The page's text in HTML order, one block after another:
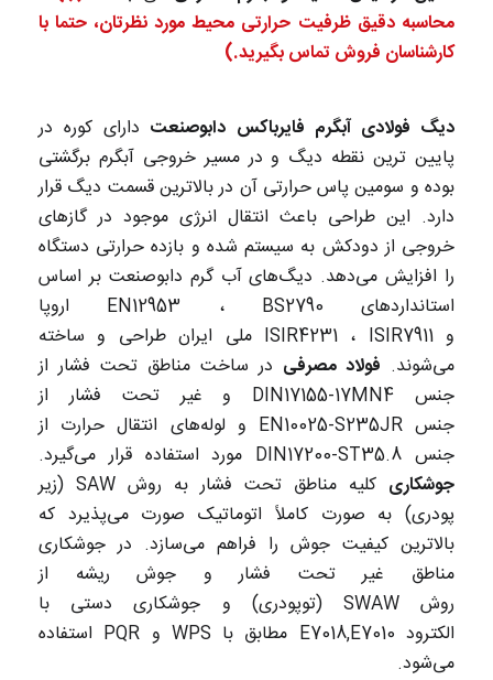
محاسبه دقیق ظرفیت حرارتی محیط مورد نظرتان، حتما با
کارشناسان فروش تماس بگیرید.)
دیگ فولادی آبگرم فایرباکس دابوصنعت دارای کوره در
پایین ترین نقطه دیگ و در مسیر خروجی آبگرم برگشتی
بوده و سومین پاس حرارتی آن در بالاترین قسمت دیگ قرار
دارد. این طراحی باعث انتقال انرژی موجود در گازهای
خروجی از دودکش به سیستم شده و بازده حرارتی دستگاه
را افزایش می‌دهد. دیگ‌های آب گرم دابوصنعت بر اساس
استانداردهای EN12953 ، BS2790 اروپا
و ISIR4231 ، ISIR7911 ملی ایران طراحی و ساخته
می‌شوند. فولاد مصرفی در ساخت مناطق تحت فشار از
جنس DIN17155-17MN4 و غیر تحت فشار از
جنس EN10025-S235JR و لوله‌های انتقال حرارت از
جنس DIN17200-ST35.8 مورد استفاده قرار می‌گیرد.
جوشکاری
کلیه مناطق تحت فشار به روش SAW (زیر
پودری) به صورت کاملاً اتوماتیک صورت می‌پذیرد که
بالاترین کیفیت جوش را فراهم می‌سازد. در جوشکاری
مناطق غیر تحت فشار و جوش ریشه از
روش SWAW (توپودری) و جوشکاری دستی با
الکترود E7018,E7010 مطابق با WPS و PQR استفاده
می‌شود.